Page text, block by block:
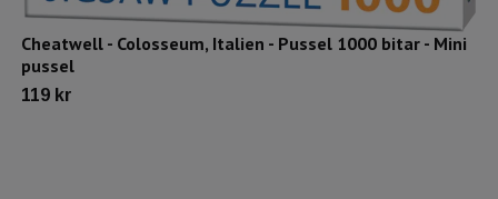
Cheatwell - Colosseum, Italien - Pussel 1000 bitar - Mini
pussel
119 kr